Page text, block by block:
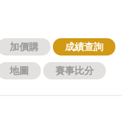
加價購 成績查詢
地圖 賽事比分